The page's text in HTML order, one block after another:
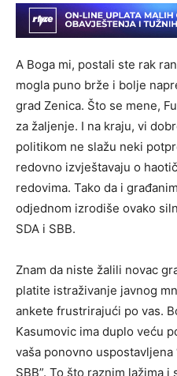
A Boga mi, postali ste rak
mogla puno brže i bolje
grad Zenica. Što se mene,
za žaljenje. I na kraju, vi
politikom ne slažu neki
redovno izvještavaju o
redovima. Tako da i
odjednom izrodiše ovako
SDA i SBB.
Znam da niste žalili novac
platite istraživanje javnog
ankete frustrirajući po vas.
Kasumovic ima duplo veću
vaša ponovno uspostavljena
SBB”. To što raznim lažima